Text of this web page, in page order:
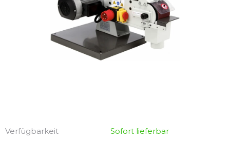
Verfügbarkeit
Sofort lieferbar